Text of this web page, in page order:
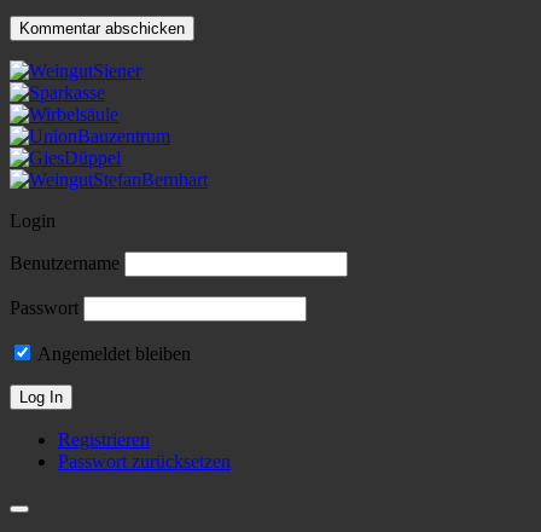
Login
Benutzername
Passwort
Angemeldet bleiben
Registrieren
Passwort zurücksetzen